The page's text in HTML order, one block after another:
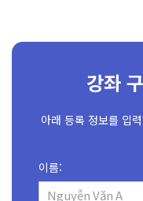
강좌
아래 등록 정보를 입
이름: